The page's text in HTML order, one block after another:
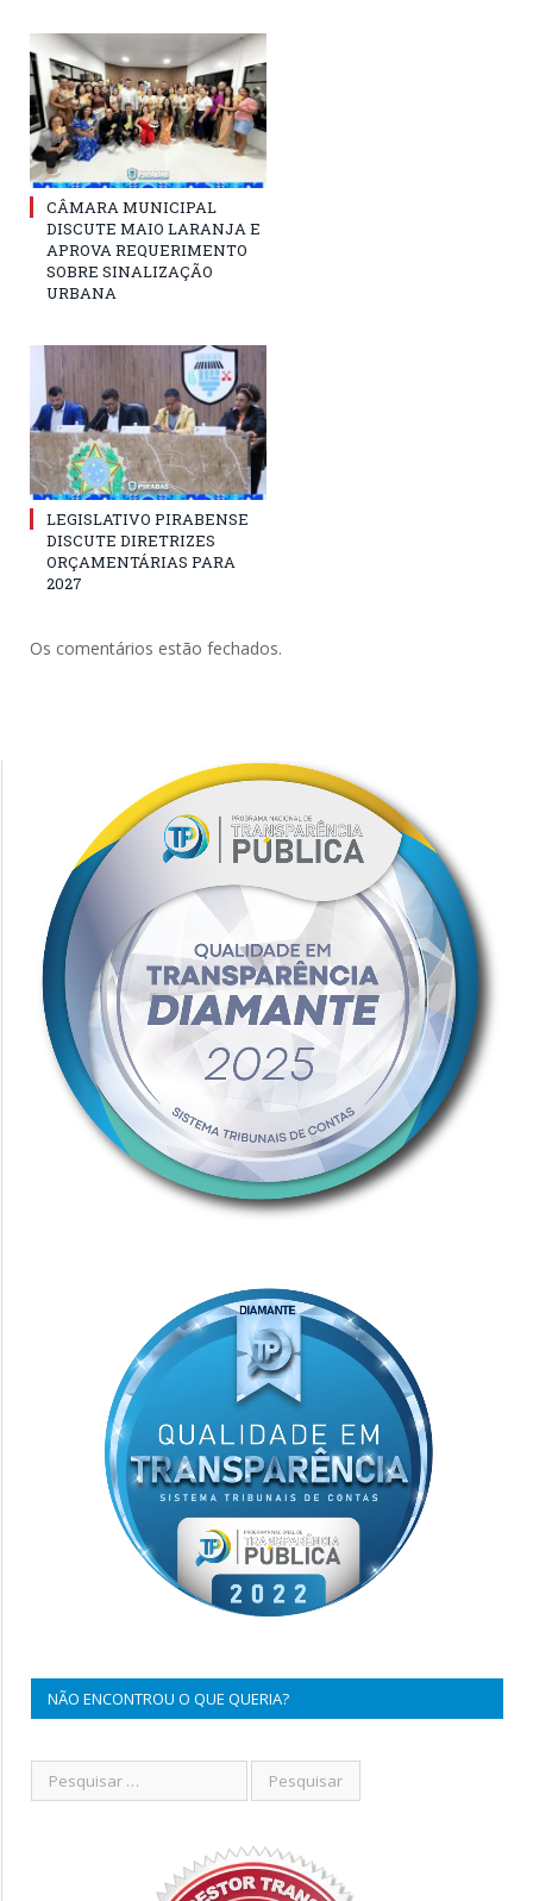
CÂMARA MUNICIPAL
DISCUTE MAIO LARANJA E
APROVA REQUERIMENTO
SOBRE SINALIZAÇÃO
URBANA
LEGISLATIVO PIRABENSE
DISCUTE DIRETRIZES
ORÇAMENTÁRIAS PARA
2027
Os comentários estão fechados.
NÃO ENCONTROU O QUE QUERIA?